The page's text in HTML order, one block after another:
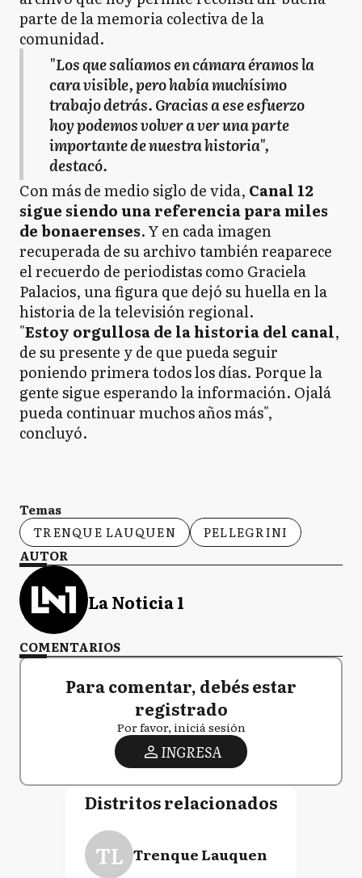
parte de la memoria colectiva de la
comunidad.
"Los que salíamos en cámara éramos la
cara visible, pero había muchísimo
trabajo detrás. Gracias a ese esfuerzo
hoy podemos volver a ver una parte
importante de nuestra historia",
destacó.
Con más de medio siglo de vida, Canal 12
sigue siendo una referencia para miles
de bonaerenses. Y en cada imagen
recuperada de su archivo también reaparece
el recuerdo de periodistas como Graciela
Palacios, una figura que dejó su huella en la
historia de la televisión regional.
"Estoy orgullosa de la historia del canal,
de su presente y de que pueda seguir
poniendo primera todos los días. Porque la
gente sigue esperando la información. Ojalá
pueda continuar muchos años más",
concluyó.
Temas
TRENQUE LAUQUEN
PELLEGRINI
AUTOR
La Noticia 1
COMENTARIOS
Para comentar, debés estar
registrado
Por favor, iniciá sesión
INGRESA
Distritos relacionados
TL Trenque Lauquen